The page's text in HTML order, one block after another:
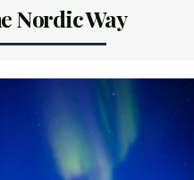
Nordic Way